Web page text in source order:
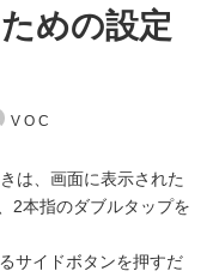
めの設定
V O C
は、画面に表示された
2本指のダブルタップを
サイドボタンを押すだ